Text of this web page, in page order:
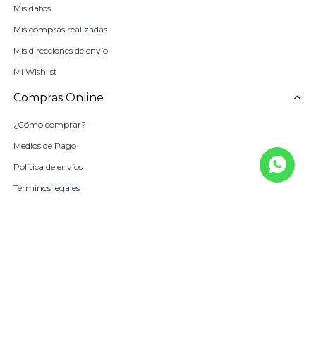
Mis datos
Mis compras realizadas
Mis direcciones de envío
Mi Wishlist
Compras Online
¿Cómo comprar?
Medios de Pago
Política de envíos
Términos legales